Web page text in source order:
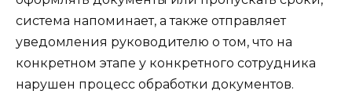
система напоминает, а также отправляет
уведомления руководителю о том, что на
конкретном этапе у конкретного сотрудника
нарушен процесс обработки документов.